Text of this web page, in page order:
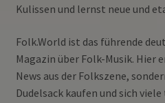
Kulissen und lernst neue und
Folk.World ist das führende
Magazin über Folk-Musik. Hier
News aus der Folkszene,
Dudelsack kaufen und sich